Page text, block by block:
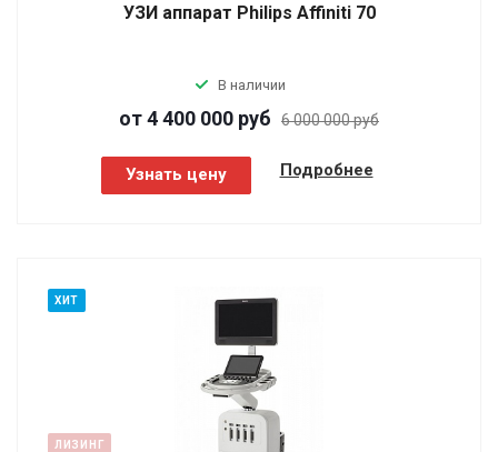
УЗИ аппарат Philips Affiniti 70
В наличии
от 4 400 000 руб 6 000 000 руб
Узнать цену Подробнее
ХИТ
ЛИЗИНГ